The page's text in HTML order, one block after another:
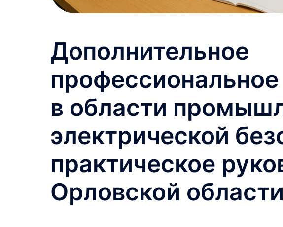
Дополнительное
в области
электрической
практическое
Орловской области